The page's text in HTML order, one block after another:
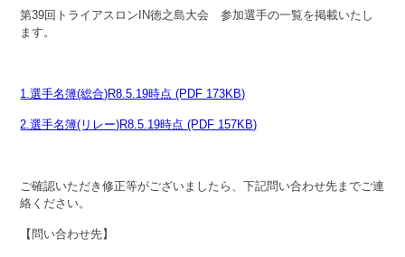
第39回トライアスロンIN徳之島大会 参加選手の一覧を掲載いたし
ます。
1.選手名簿(総合)R8.5.19時点 (PDF 173KB)
2.選手名簿(リレー)R8.5.19時点 (PDF 157KB)
ご確認いただき修正等がございましたら、下記問い合わせ先までご連
絡ください。
【問い合わせ先】